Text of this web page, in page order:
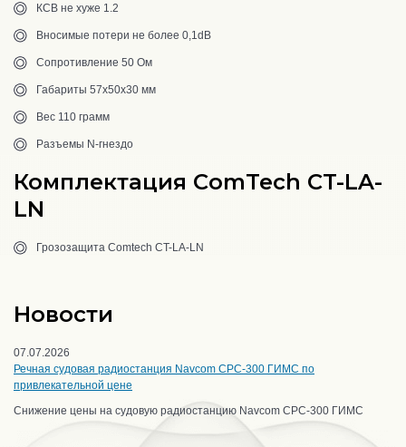
КСВ не хуже 1.2
Вносимые потери не более 0,1dB
Сопротивление 50 Ом
Габариты 57x50x30 мм
Вес 110 грамм
Разъемы N-гнездо
Комплектация ComTech CT-LA-
LN
Грозозащита Comtech CT-LA-LN
Новости
07.07.2026
Речная судовая радиостанция Navcom CPC-300 ГИМС по
привлекательной цене
Снижение цены на судовую радиостанцию Navcom CPC-300 ГИМС